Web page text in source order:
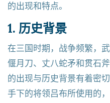
的出现和特点。
1. 历史背景
在三国时期，战争频繁，
偃月刀、丈八蛇矛和贯石
的出现与历史背景有着密
手下的将领吕布所使用的